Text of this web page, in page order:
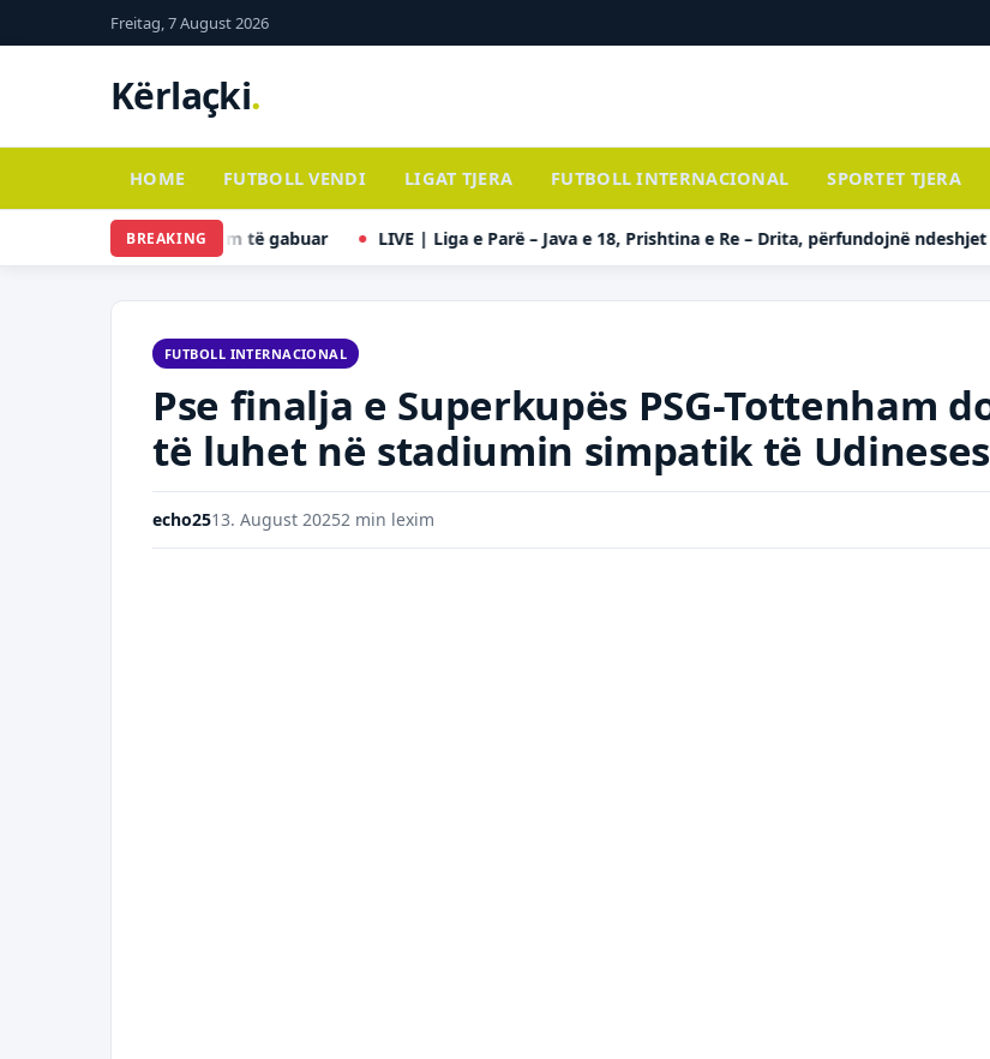
te
Freitag, 7 August 2026
Kërlaçki.
HOME FUTBOLL VENDI LIGAT TJERA FUTBOLL INTERNACIONAL SPORTET TJERA
BREAKING
dhe vendim të gabuar LIVE | Liga e Parë – Java e 18, Prishtina e Re – Drita, përfundojnë ndeshjet
FUTBOLL INTERNACIONAL
Pse finalja e Superkupës PSG-Tottenham
të luhet në stadiumin simpatik të
echo2513. August 20252 min lexim